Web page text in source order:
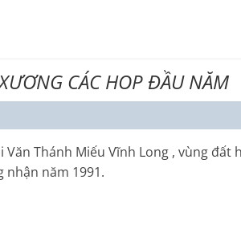
CÁC HOP ĐẦU NĂM
Thánh Miếu Vĩnh Long , vùng đất
nhận năm 1991.